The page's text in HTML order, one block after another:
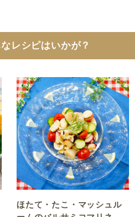
レシピはいかが？
ほたて・たこ・マッシュル